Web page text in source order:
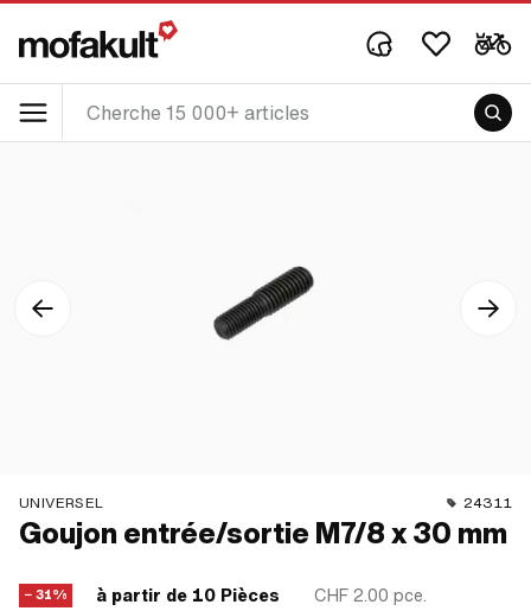
UNIVERSEL 24311
Goujon entrée/sortie M7/8 x 30 mm
− 31% à partir de 10 Pièces CHF 2.00 pce.